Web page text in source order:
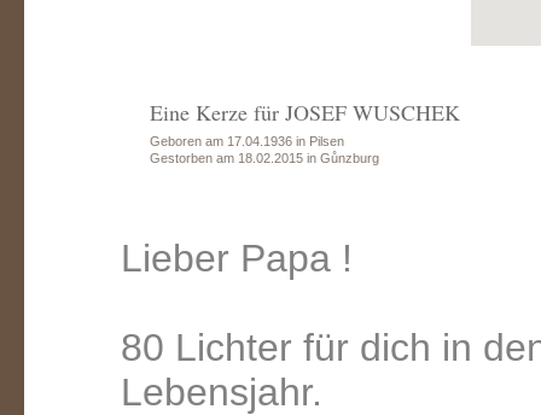
Eine Kerze für JOSEF WUSCHEK
Geboren am 17.04.1936 in Pilsen
Gestorben am 18.02.2015 in Gůnzburg
Lieber Papa !
80 Lichter für dich in
Lebensjahr.